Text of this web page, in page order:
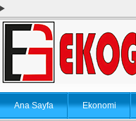
Ana Sayfa Ekonomi